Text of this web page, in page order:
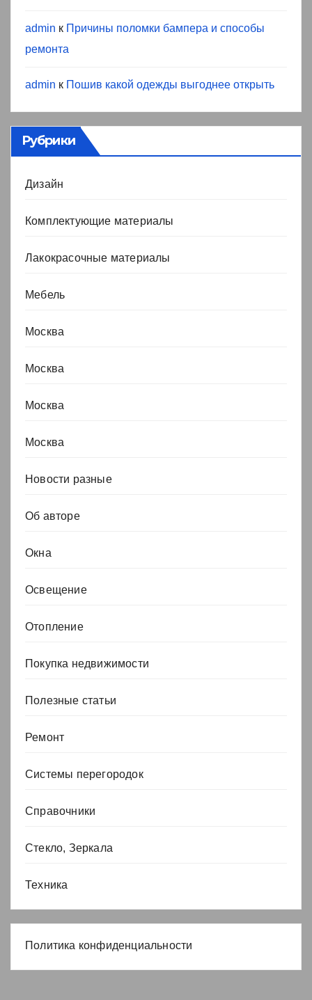
admin к Причины поломки бампера и способы
ремонта
admin к Пошив какой одежды выгоднее открыть
Рубрики
Дизайн
Комплектующие материалы
Лакокрасочные материалы
Мебель
Москва
Москва
Москва
Москва
Новости разные
Об авторе
Окна
Освещение
Отопление
Покупка недвижимости
Полезные статьи
Ремонт
Системы перегородок
Справочники
Стекло, Зеркала
Техника
Политика конфиденциальности